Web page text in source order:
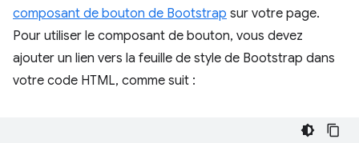
composant de bouton de Bootstrap sur votre page.
Pour utiliser le composant de bouton, vous devez
ajouter un lien vers la feuille de style de Bootstrap dans
votre code HTML, comme suit :